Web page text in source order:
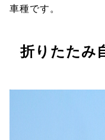
車種です。
折りたたみ